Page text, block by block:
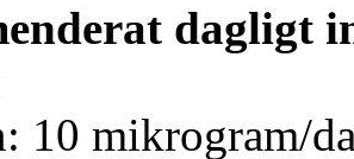
dagligt
10 mikrogram/